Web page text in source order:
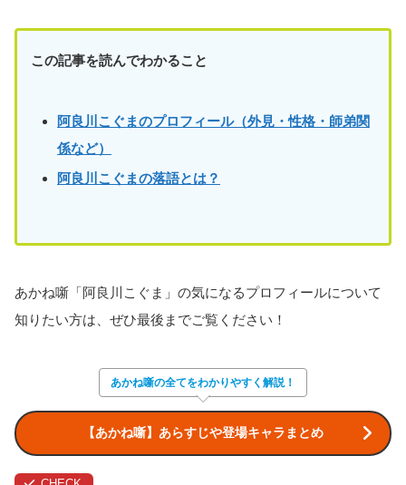
この記事を読んでわかること
阿良川こぐまのプロフィール（外見・性格・師弟関
係など）
阿良川こぐまの落語とは？
あかね噺「阿良川こぐま」の気になるプロフィールについて
知りたい方は、ぜひ最後までご覧ください！
あかね噺の全てをわかりやすく解説！
【あかね噺】あらすじや登場キャラまとめ